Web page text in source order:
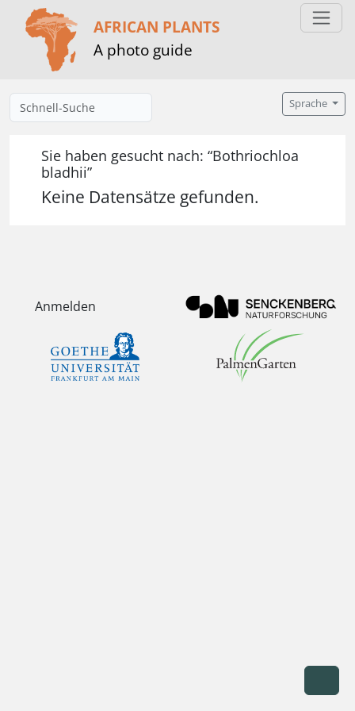
AFRICAN PLANTS
A photo guide
Sprache
Sie haben gesucht nach: “Bothriochloa
bladhii”
Keine Datensätze gefunden.
Anmelden